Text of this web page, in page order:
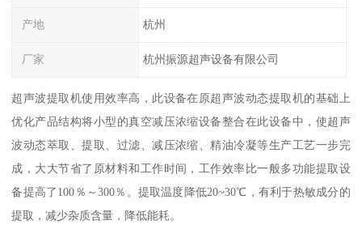
产地 杭州
厂家 杭州振源超声设备有限公司
超声波提取机使用效率高，此设备在原超声波动态提取机的基础上
优化产品结构将小型的真空减压浓缩设备整合在此设备中，使超声
波动态萃取、提取、过滤、减压浓缩、精油冷凝等生产工艺一步完
成，大大节省了原材料和工作时间，工作效率比一般多功能提取设
备提高了100％～300％。提取温度降低20~30℃，有利于热敏成分的
提取，减少杂质含量，降低能耗。